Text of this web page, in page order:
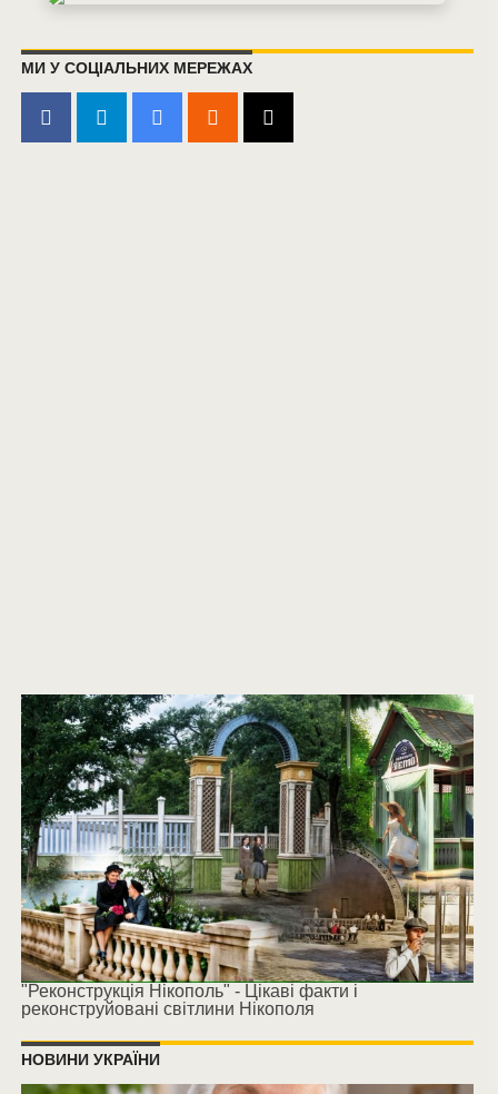
МИ У СОЦІАЛЬНИХ МЕРЕЖАХ
"Реконструкція Нікополь" - Цікаві факти і
реконструйовані світлини Нікополя
НОВИНИ УКРАЇНИ